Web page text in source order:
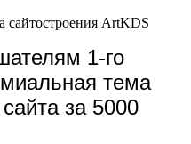
1-го
тема
за 5000